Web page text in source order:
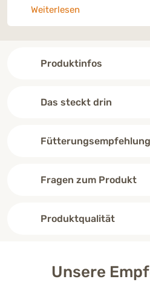
regelmäßig auch gegen
Weiterlesen
Produktinfos
Das steckt drin
Fütterungsempfehlung
Fragen zum Produkt
Produktqualität
Unsere